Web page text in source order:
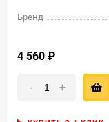
Бренд
4 560
- +